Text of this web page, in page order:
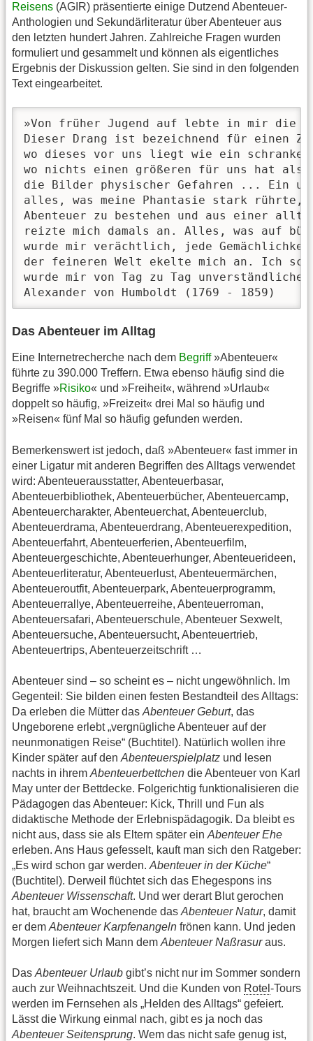
Reisens (AGIR) präsentierte einige Dutzend Abenteuer-
Anthologien und Sekundärliteratur über Abenteuer aus
den letzten hundert Jahren. Zahlreiche Fragen wurden
formuliert und gesammelt und können als eigentliches
Ergebnis der Diskussion gelten. Sie sind in den folgenden
Text eingearbeitet.
»Von früher Jugend auf lebte in mir die
Dieser Drang ist bezeichnend für einen
wo dieses vor uns liegt wie ein
wo nichts einen größeren für uns hat als
die Bilder physischer Gefahren ... Ein
alles, was meine Phantasie stark rührte,
Abenteuer zu bestehen und aus einer
reizte mich damals an. Alles, was auf
wurde mir verächtlich, jede
der feineren Welt ekelte mich an. Ich
wurde mir von Tag zu Tag
Alexander von Humboldt (1769 - 1859)
Das Abenteuer im Alltag
Eine Internetrecherche nach dem Begriff»Abenteuer«
führte zu 390.000 Treffern. Etwa ebenso häufig sind die
Begriffe »Risiko« und »Freiheit«, während »Urlaub«
doppelt so häufig, »Freizeit« drei Mal so häufig und
»Reisen« fünf Mal so häufig gefunden werden.
Bemerkenswert ist jedoch, daß »Abenteuer« fast immer in
einer Ligatur mit anderen Begriffen des Alltags verwendet
wird: Abenteuerausstatter, Abenteuerbasar,
Abenteuerbibliothek, Abenteuerbücher, Abenteuercamp,
Abenteuercharakter, Abenteuerchat, Abenteuerclub,
Abenteuerdrama, Abenteuerdrang, Abenteuerexpedition,
Abenteuerfahrt, Abenteuerferien, Abenteuerfilm,
Abenteuergeschichte, Abenteuerhunger, Abenteuerideen,
Abenteuerliteratur, Abenteuerlust, Abenteuermärchen,
Abenteueroutfit, Abenteuerpark, Abenteuerprogramm,
Abenteuerrallye, Abenteuerreihe, Abenteuerroman,
Abenteuersafari, Abenteuerschule, Abenteuer Sexwelt,
Abenteuersuche, Abenteuersucht, Abenteuertrieb,
Abenteuertrips, Abenteuerzeitschrift …
Abenteuer sind – so scheint es – nicht ungewöhnlich. Im
Gegenteil: Sie bilden einen festen Bestandteil des Alltags:
Da erleben die Mütter das Abenteuer Geburt, das
Ungeborene erlebt „vergnügliche Abenteuer auf der
neunmonatigen Reise“ (Buchtitel). Natürlich wollen ihre
Kinder später auf den Abenteuerspielplatz und lesen
nachts in ihrem Abenteuerbettchen die Abenteuer von Karl
May unter der Bettdecke. Folgerichtig funktionalisieren die
Pädagogen das Abenteuer: Kick, Thrill und Fun als
didaktische Methode der Erlebnispädagogik. Da bleibt es
nicht aus, dass sie als Eltern später ein Abenteuer Ehe
erleben. Ans Haus gefesselt, kauft man sich den Ratgeber:
„Es wird schon gar werden. Abenteuer in der Küche“
(Buchtitel). Derweil flüchtet sich das Ehegespons ins
Abenteuer Wissenschaft. Und wer derart Blut gerochen
hat, braucht am Wochenende das Abenteuer Natur, damit
er dem Abenteuer Karpfenangeln frönen kann. Und jeden
Morgen liefert sich Mann dem Abenteuer Naßrasuraus.
Das Abenteuer Urlaub gibt’s nicht nur im Sommer sondern
auch zur Weihnachtszeit. Und die Kunden von Rotel -Tours
werden im Fernsehen als „Helden des Alltags“ gefeiert.
Lässt die Wirkung einmal nach, gibt es ja noch das
Abenteuer Seitensprung. Wem das nicht safe genug ist,